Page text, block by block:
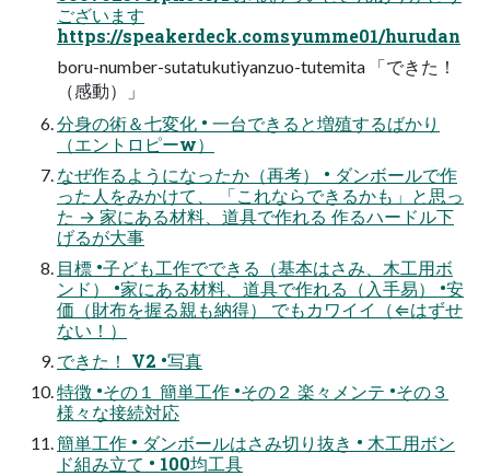
ございます
https://speakerdeck.comsyumme01/hurudan
boru-number-sutatukutiyanzuo-tutemita 「できた！
（感動）」
分身の術＆七変化 • 一台できると増殖するばかり
（エントロピーw）
なぜ作るようになったか（再考） • ダンボールで作
った人をみかけて、 「これならできるかも」と思っ
た → 家にある材料、道具で作れる 作るハードル下
げるが大事
目標 •子ども工作でできる（基本はさみ、木工用ボ
ンド） •家にある材料、道具で作れる（入手易） •安
価（財布を握る親も納得） でもカワイイ（⇐はずせ
ない！）
できた！ V2 •写真
特徴 •その１ 簡単工作 •その２ 楽々メンテ •その３
様々な接続対応
簡単工作 • ダンボールはさみ切り抜き • 木工用ボン
ド組み立て • 100均工具